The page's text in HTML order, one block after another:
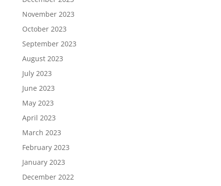
November 2023
October 2023
September 2023
August 2023
July 2023
June 2023
May 2023
April 2023
March 2023
February 2023
January 2023
December 2022